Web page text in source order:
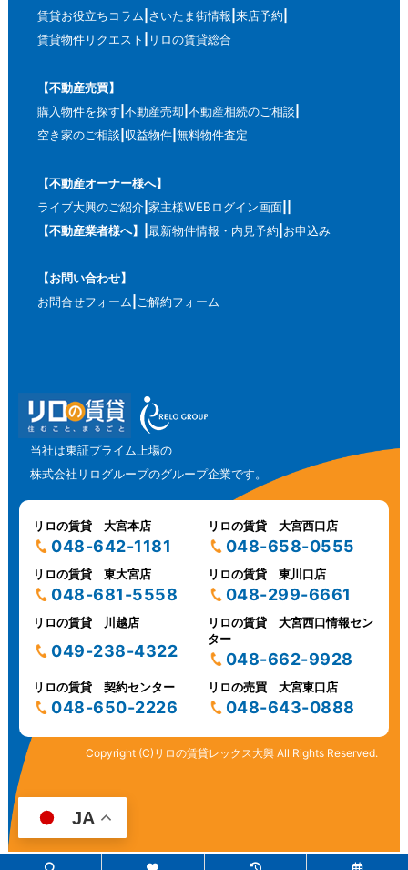
賃貸お役立ちコラム さいたま街情報 来店予約
賃貸物件リクエスト
リロの賃貸総合
【不動産売買】
購入物件を探す 不動産売却 不動産相続のご相談
空き家のご相談 収益物件 無料物件査定
【不動産オーナー様へ】
ライブ大興のご紹介 家主様WEBログイン画面
【不動産業者様へ】
最新物件情報・内見予約 お申込み
【お問い合わせ】
お問合せフォーム ご解約フォーム
当社は東証プライム上場の
株式会社リログループのグループ企業です。
リロの賃貸 大宮本店
048-642-1181
リロの賃貸 大宮西口店
048-658-0555
リロの賃貸 東大宮店
048-681-5558
リロの賃貸 東川口店
048-299-6661
リロの賃貸 川越店
049-238-4322
リロの賃貸 大宮西口情報セン
ター
048-662-9928
リロの賃貸 契約センター
048-650-2226
リロの売買 大宮東口店
048-643-0888
Copyright (C)リロの賃貸レックス大興 All Rights Reserved.
JA